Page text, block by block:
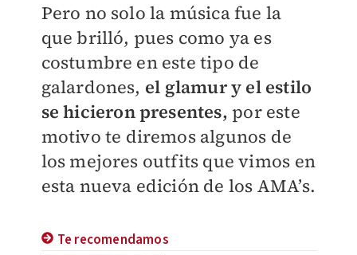
Pero no solo la música fue la
que brilló, pues como ya es
costumbre en este tipo de
galardones, el glamur y el estilo
se hicieron presentes, por este
motivo te diremos algunos de
los mejores outfits que vimos en
esta nueva edición de los AMA’s.
Te recomendamos